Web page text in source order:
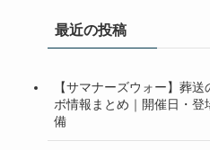
最近の投稿
【サマナーズウォー】葬
ボ情報まとめ｜開催日・登
備